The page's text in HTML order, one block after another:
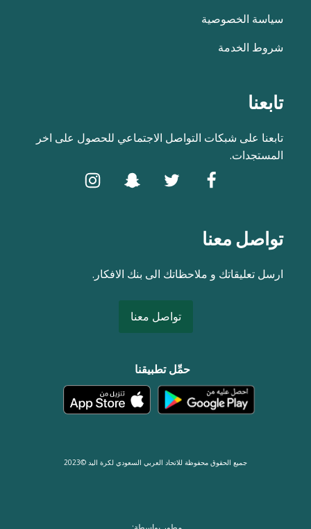
سياسة الخصوصية
شروط الخدمة
تابعنا
تابعنا على شبكات التواصل الاجتماعي للحصول على اخر
المستجدات.
تواصل معنا
ارسل تعليقاتك و ملاحظاتك الى بنك الافكار.
تواصل معنا
حمِّل تطبيقنا
جميع الحقوق محفوظة للاتحاد العربي السعودي لكرة اليد ©2023